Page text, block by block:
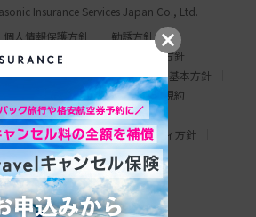
Insurance Services Japan Co., Ltd.
個人情報保護方針
勧誘方針
営方針
比較説明・推奨販売方針
応基本方針
情報セキュリティ基本方針
わせ
わたしの保険手帳利用規約
サイトのご利用にあたって
ついて
ウェブアクセシビリティ方針
ニック ホールディングス
Area/Country